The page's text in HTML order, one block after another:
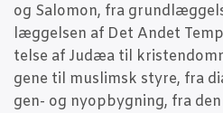
og Salo­mon, fra
læg­gel­sen af Det Andet
tel­se af Judæa til
ge­ne til mus­lim­sk sty­re, fra
gen- og nyop­byg­ning, fra